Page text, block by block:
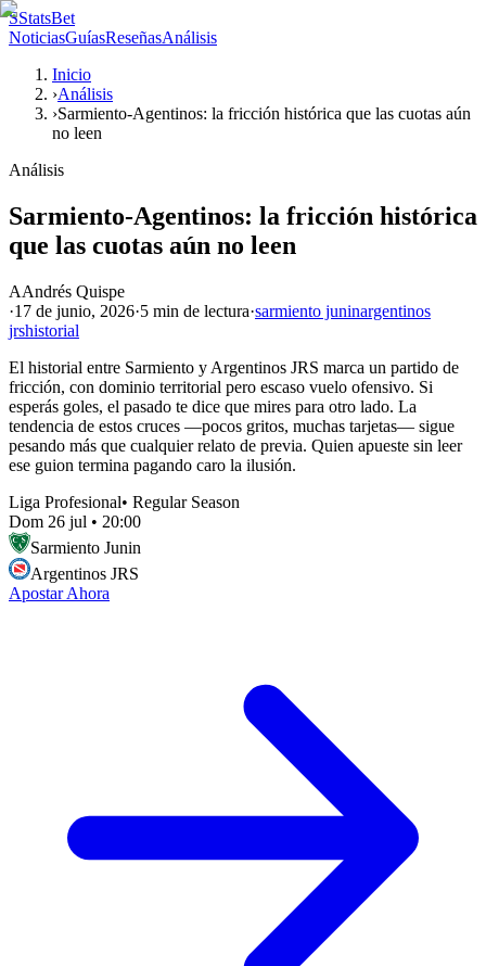
SStatsBet
NoticiasGuíasReseñasAnálisis
Inicio
›Análisis
›Sarmiento-Agentinos: la fricción histórica que las cuotas aún
no leen
Análisis
Sarmiento-Agentinos: la fricción histórica
que las cuotas aún no leen
AAndrés Quispe
·17 de junio, 2026·5 min de lectura·sarmiento juninargentinos
jrshistorial
El historial entre Sarmiento y Argentinos JRS marca un partido de
fricción, con dominio territorial pero escaso vuelo ofensivo. Si
esperás goles, el pasado te dice que mires para otro lado. La
tendencia de estos cruces —pocos gritos, muchas tarjetas— sigue
pesando más que cualquier relato de previa. Quien apueste sin leer
ese guion termina pagando caro la ilusión.
Liga Profesional• Regular Season
Dom 26 jul • 20:00
Sarmiento Junin
Argentinos JRS
Apostar Ahora